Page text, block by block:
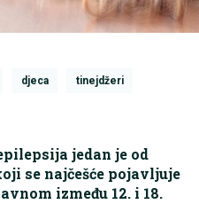
djeca tinejdžeri
jedan je od
se najčešće pojavljuje
između 12. i 18.